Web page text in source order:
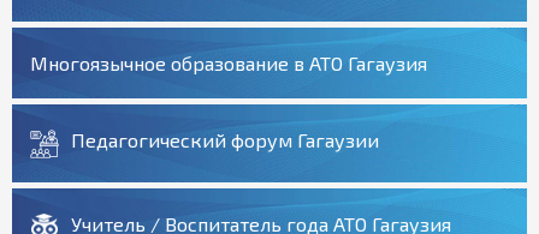
Многоязычное образование в АТО Гагаузия
Педагогический форум Гагаузии
Учитель / Воспитатель года АТО Гагаузия